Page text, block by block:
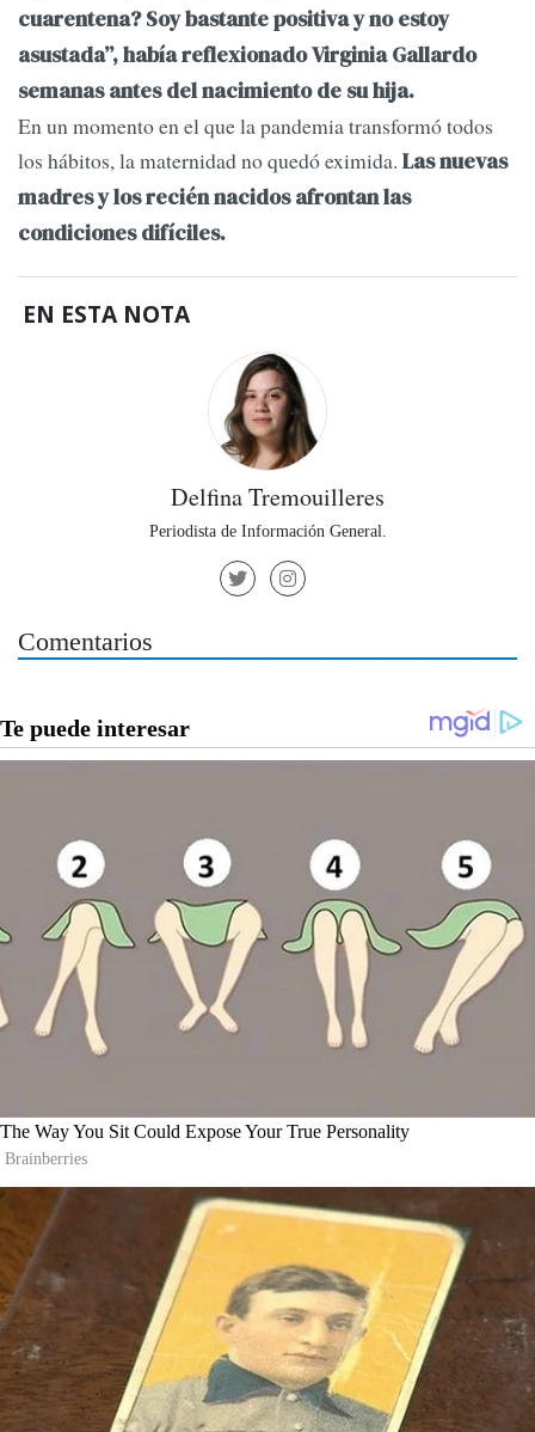
cuarentena? Soy bastante positiva y no estoy
asustada”, había reflexionado Virginia Gallardo
semanas antes del nacimiento de su hija.
En un momento en el que la pandemia transformó todos
los hábitos, la maternidad no quedó eximida. Las nuevas
madres y los recién nacidos afrontan las
condiciones difíciles.
EN ESTA NOTA
Delfina Tremouilleres
Periodista de Información General.
Comentarios